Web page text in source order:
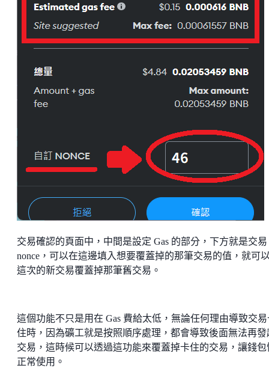
交易確認的頁面中，中間是設定 Gas 的部分，下方就是交易
nonce，可以在這邊填入想要覆蓋掉的那筆交易的值，就可
這次的新交易覆蓋掉那筆舊交易。
這個功能不只是用在 Gas 費給太低，無論任何理由導致交易
住時，因為礦工就是按照順序處理，都會導致後面無法再發
交易，這時候可以透過這功能來覆蓋掉卡住的交易，讓錢包
正常使用。